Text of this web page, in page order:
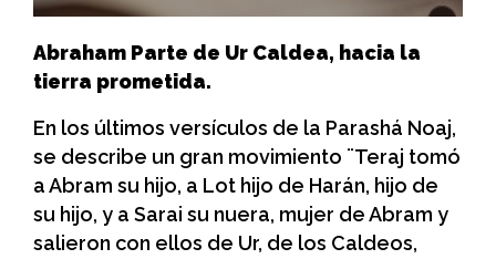
Abraham Parte de Ur Caldea, hacia la
tierra prometida.
En los últimos versículos de la Parashá Noaj,
se describe un gran movimiento ¨Teraj tomó
a Abram su hijo, a Lot hijo de Harán, hijo de
su hijo, y a Sarai su nuera, mujer de Abram y
salieron con ellos de Ur, de los Caldeos,